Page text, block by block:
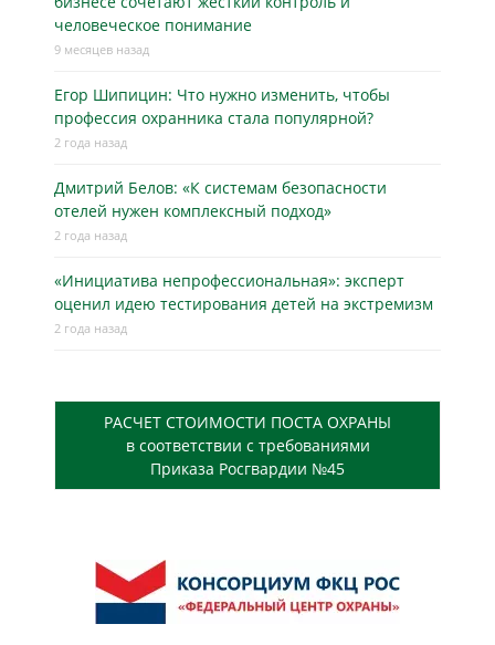
человеческое понимание
9 месяцев назад
Егор Шипицин: Что нужно изменить, чтобы
профессия охранника стала популярной?
2 года назад
Дмитрий Белов: «К системам безопасности
отелей нужен комплексный подход»
2 года назад
«Инициатива непрофессиональная»: эксперт
оценил идею тестирования детей на экстремизм
2 года назад
РАСЧЕТ СТОИМОСТИ ПОСТА ОХРАНЫ
в соответствии с требованиями
Приказа Росгвардии №45